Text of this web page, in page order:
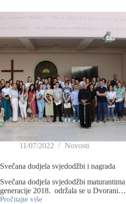
11/07/2022 Novosti
Svečana dodjela svjedodžbi i nagrada
Svečana dodjela svjedodžbi maturantima
generacije 2018. održala se u Dvorani…
Pročitajte više